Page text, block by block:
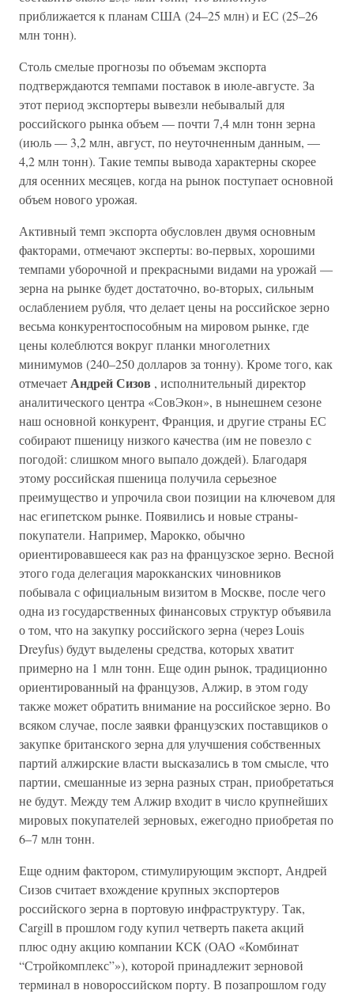
приближается к планам США (24–25 млн) и ЕС (25–26
млн тонн).
Столь смелые прогнозы по объемам экспорта
подтверждаются темпами поставок в июле-августе. За
этот период экспортеры вывезли небывалый для
российского рынка объем — почти 7,4 млн тонн зерна
(июль — 3,2 млн, август, по неуточненным данным, —
4,2 млн тонн). Такие темпы вывода характерны скорее
для осенних месяцев, когда на рынок поступает основной
объем нового урожая.
Активный темп экспорта обусловлен двумя основным
факторами, отмечают эксперты: во-первых, хорошими
темпами уборочной и прекрасными видами на урожай —
зерна на рынке будет достаточно, во-вторых, сильным
ослаблением рубля, что делает цены на российское зерно
весьма конкурентоспособным на мировом рынке, где
цены колеблются вокруг планки многолетних
минимумов (240–250 долларов за тонну). Кроме того, как
отмечаетАндрей Сизов , исполнительный директор
аналитического центра «СовЭкон», в нынешнем сезоне
наш основной конкурент, Франция, и другие страны ЕС
собирают пшеницу низкого качества (им не повезло с
погодой: слишком много выпало дождей). Благодаря
этому российская пшеница получила серьезное
преимущество и упрочила свои позиции на ключевом для
нас египетском рынке. Появились и новые страны-
покупатели. Например, Марокко, обычно
ориентировавшееся как раз на французское зерно. Весной
этого года делегация марокканских чиновников
побывала с официальным визитом в Москве, после чего
одна из государственных финансовых структур объявила
о том, что на закупку российского зерна (через Louis
Dreyfus) будут выделены средства, которых хватит
примерно на 1 млн тонн. Еще один рынок, традиционно
ориентированный на французов, Алжир, в этом году
также может обратить внимание на российское зерно. Во
всяком случае, после заявки французских поставщиков о
закупке британского зерна для улучшения собственных
партий алжирские власти высказались в том смысле, что
партии, смешанные из зерна разных стран, приобретаться
не будут. Между тем Алжир входит в число крупнейших
мировых покупателей зерновых, ежегодно приобретая по
6–7 млн тонн.
Еще одним фактором, стимулирующим экспорт, Андрей
Сизов считает вхождение крупных экспортеров
российского зерна в портовую инфраструктуру. Так,
Cargill в прошлом году купил четверть пакета акций
плюс одну акцию компании КСК (ОАО «Комбинат
“Стройкомплекс”»), которой принадлежит зерновой
терминал в новороссийском порту. В позапрошлом году